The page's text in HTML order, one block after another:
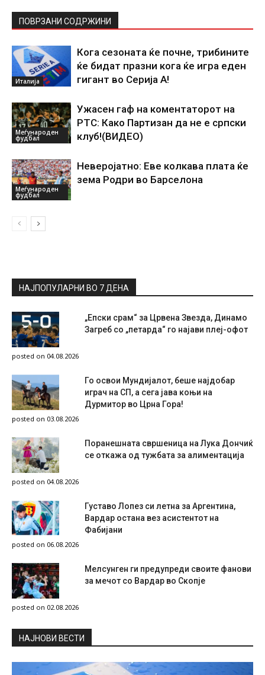
ПОВРЗАНИ СОДРЖИНИ
Италија
Кога сезоната ќе почне, трибините
ќе бидат празни кога ќе игра еден
гигант во Серија А!
Меѓународен
фудбал
Ужасен гаф на коментаторот на
РТС: Како Партизан да не е српски
клуб!(ВИДЕО)
Меѓународен
фудбал
Неверојатно: Еве колкава плата ќе
зема Родри во Барселона
НАЈПОПУЛАРНИ ВО 7 ДЕНА
„Епски срам“ за Црвена Звезда, Динамо
Загреб со „петарда“ го најави плеј-офот
posted on 04.08.2026
Го освои Мундијалот, беше најдобар
играч на СП, а сега јава коњи на
Дурмитор во Црна Гора!
posted on 03.08.2026
Поранешната свршеница на Лука Дончиќ
се откажа од тужбата за алиментација
posted on 04.08.2026
Густаво Лопез си летна за Аргентина,
Вардар остана вез асистентот на
Фабијани
posted on 06.08.2026
Мелсунген ги предупреди своите фанови
за мечот со Вардар во Скопје
posted on 02.08.2026
НAЈНОВИ ВЕСТИ